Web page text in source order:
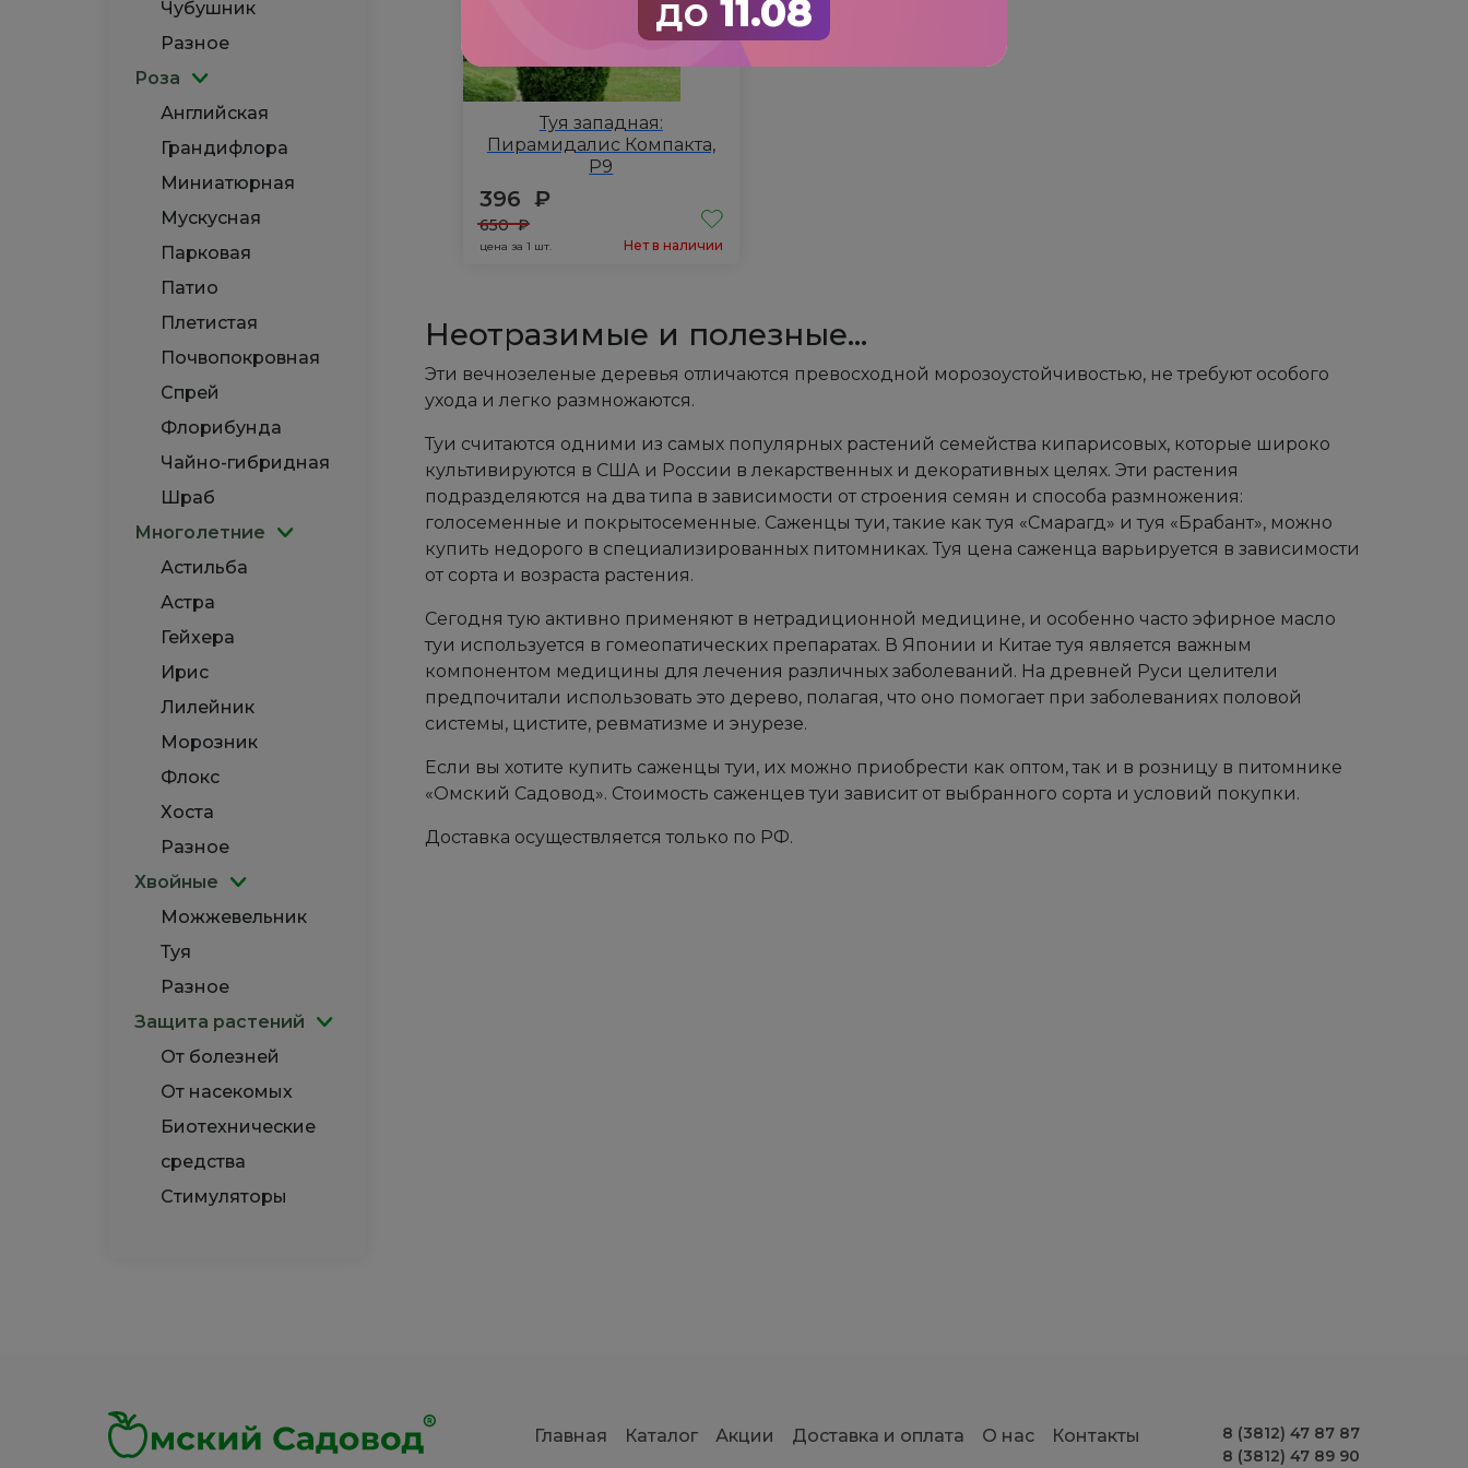
до 11.08
Чубушник
Разное
Роза
Английская
Грандифлора
Миниатюрная
Мускусная
Парковая
Патио
Плетистая
Почвопокровная
Спрей
Флорибунда
Чайно-гибридная
Шраб
Многолетние
Астильба
Астра
Гейхера
Ирис
Лилейник
Морозник
Флокс
Хоста
Разное
Хвойные
Можжевельник
Туя
Разное
Защита растений
От болезней
От насекомых
Биотехнические
средства
Стимуляторы
Туя западная:
Пирамидалис Компакта,
Р9
396 ₽
650₽
цена за 1 шт. Нет в наличии
Неотразимые и полезные…
Эти вечнозеленые деревья отличаются превосходной морозоустойчивостью, не требуют особого
ухода и легко размножаются.
Туи считаются одними из самых популярных растений семейства кипарисовых, которые широко
культивируются в США и России в лекарственных и декоративных целях. Эти растения
подразделяются на два типа в зависимости от строения семян и способа размножения:
голосеменные и покрытосеменные. Саженцы туи, такие как туя «Смарагд» и туя «Брабант», можно
купить недорого в специализированных питомниках. Туя цена саженца варьируется в зависимости
от сорта и возраста растения.
Сегодня тую активно применяют в нетрадиционной медицине, и особенно часто эфирное масло
туи используется в гомеопатических препаратах. В Японии и Китае туя является важным
компонентом медицины для лечения различных заболеваний. На древней Руси целители
предпочитали использовать это дерево, полагая, что оно помогает при заболеваниях половой
системы, цистите, ревматизме и энурезе.
Если вы хотите купить саженцы туи, их можно приобрести как оптом, так и в розницу в питомнике
«Омский Садовод». Стоимость саженцев туи зависит от выбранного сорта и условий покупки.
Доставка осуществляется только по РФ.
Главная Каталог Акции Доставка и оплата О нас Контакты
8 (3812) 47 87 87
8 (3812) 47 89 90